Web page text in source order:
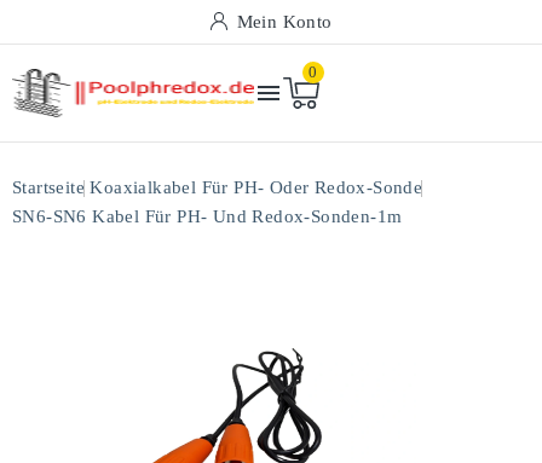
Mein Konto

0
Startseite Koaxialkabel Für PH- Oder Redox-Sonde
SN6-SN6 Kabel Für PH- Und Redox-Sonden-1m